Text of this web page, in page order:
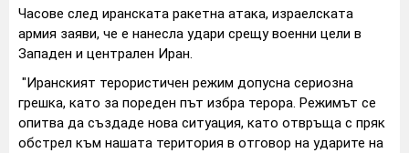
Часове след иранската ракетна атака, израелската
армия заяви, че е нанесла удари срещу военни цели в
Западен и централен Иран.
"Иранският терористичен режим допусна сериозна
грешка, като за пореден път избра терора. Режимът се
опитва да създаде нова ситуация, като отвръща с пряк
обстрел към нашата територия в отговор на ударите на